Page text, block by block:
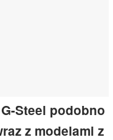
Steel podobno
z modelami z